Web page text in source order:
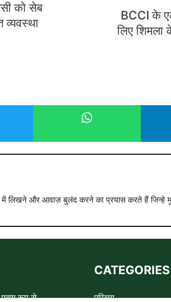
को सेब
व्यवस्था
BCCI के
लिए शिमला
में लिखने और आवाज़ बुलंद करने का प्रयास करते हैं जिन्हे
मुख्य रूप से
CATEGORIES
परिचय